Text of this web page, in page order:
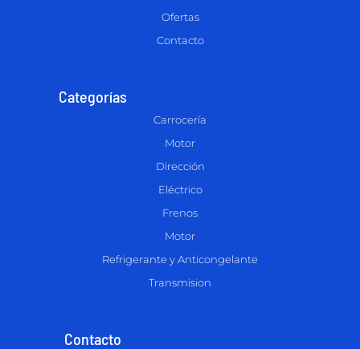
Ofertas
Contacto
Categorías
Carrocería
Motor
Dirección
Eléctrico
Frenos
Motor
Refrigerante y Anticongelante
Transmision
Contacto